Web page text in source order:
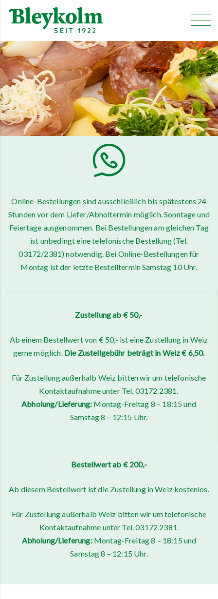
Online-Bestellungen sind ausschließlich bis spätestens 24
Stunden vor dem Liefer/Abholtermin möglich. Sonntage und
Feiertage ausgenommen. Bei Bestellungen am gleichen Tag
ist unbedingt eine telefonische Bestellung (Tel.
03172/2381) notwendig. Bei Online-Bestellungen für
Montag ist der letzte Bestelltermin Samstag 10 Uhr.
Zustellung ab € 50,-
Ab einem Bestellwert von € 50,- ist eine Zustellung in Weiz
gerne möglich. Die Zustellgebühr beträgt in Weiz € 6,50.
Für Zustellung außerhalb Weiz bitten wir um telefonische
Kontaktaufnahme unter Tel. 03172 2381.
Abholung/Lieferung: Montag-Freitag 8 – 18:15 und
Samstag 8 – 12:15 Uhr.
Bestellwert ab € 200,-
Ab diesem Bestellwert ist die Zustellung in Weiz kostenlos.
Für Zustellung außerhalb Weiz bitten wir um telefonische
Kontaktaufnahme unter Tel. 03172 2381.
Abholung/Lieferung:Montag-Freitag 8 – 18:15 und
Samstag 8 – 12:15 Uhr.